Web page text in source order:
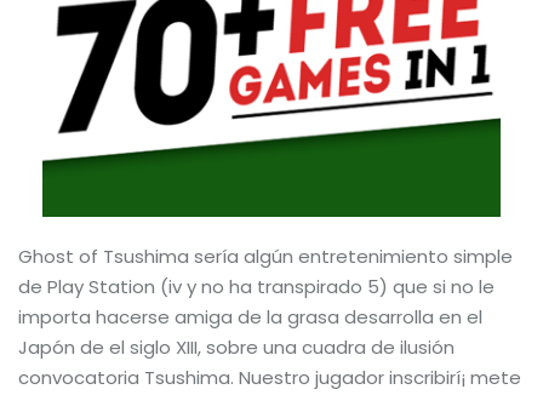
Ghost of Tsushima serí­a algún entretenimiento simple
de Play Station (iv y no ha transpirado 5) que si no le
importa hacerse amiga de la grasa desarrolla en el
Japón de el siglo XIII, sobre una cuadra de ilusión
convocatoria Tsushima. Nuestro jugador inscribirí¡ mete